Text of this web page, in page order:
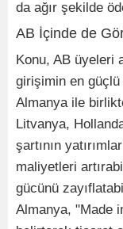
da ağır şekilde
AB İçinde de
Konu, AB üyeleri
girişimin en
Almanya ile
Litvanya,
şartının
maliyetleri
gücünü
Almanya, "Made